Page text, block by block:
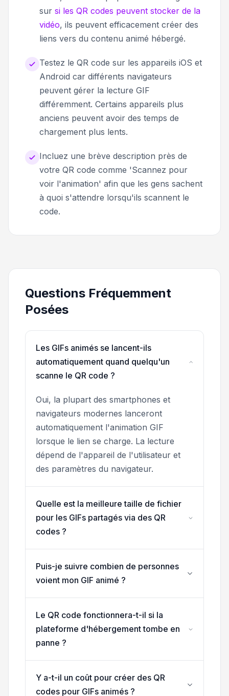
sur si les QR codes peuvent stocker de la
vidéo, ils peuvent efficacement créer des
liens vers du contenu animé hébergé.
Testez le QR code sur les appareils iOS et
Android car différents navigateurs
peuvent gérer la lecture GIF
différemment. Certains appareils plus
anciens peuvent avoir des temps de
chargement plus lents.
Incluez une brève description près de
votre QR code comme 'Scannez pour
voir l'animation' afin que les gens sachent
à quoi s'attendre lorsqu'ils scannent le
code.
Questions Fréquemment
Posées
Les GIFs animés se lancent-ils
automatiquement quand quelqu'un
scanne le QR code ?
Oui, la plupart des smartphones et
navigateurs modernes lanceront
automatiquement l'animation GIF
lorsque le lien se charge. La lecture
dépend de l'appareil de l'utilisateur et
des paramètres du navigateur.
Quelle est la meilleure taille de fichier
pour les GIFs partagés via des QR
codes ?
Puis-je suivre combien de personnes
voient mon GIF animé ?
Le QR code fonctionnera-t-il si la
plateforme d'hébergement tombe en
panne ?
Y a-t-il un coût pour créer des QR
codes pour GIFs animés ?